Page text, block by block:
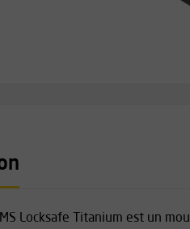
Locksafe Titanium est un